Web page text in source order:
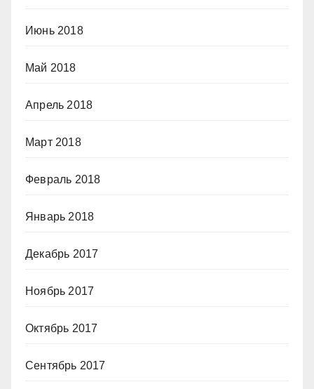
Июнь 2018
Май 2018
Апрель 2018
Март 2018
Февраль 2018
Январь 2018
Декабрь 2017
Ноябрь 2017
Октябрь 2017
Сентябрь 2017